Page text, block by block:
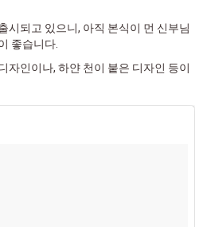
시되고 있으니, 아직 본식이 먼 신부님
좋습니다.
자인이나, 하얀 천이 붙은 디자인 등이